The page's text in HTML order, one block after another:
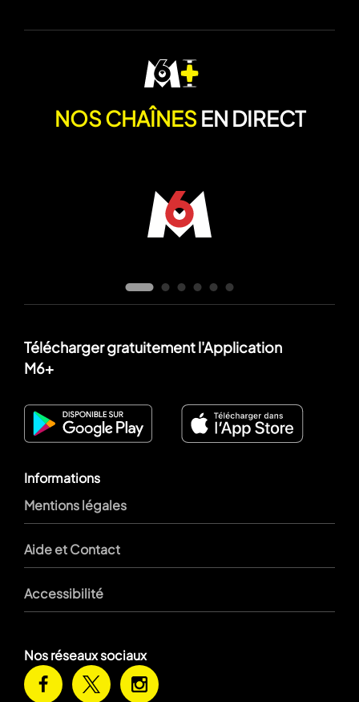
NOS CHAÎNESEN DIRECT
Télécharger gratuitement l'Application
M6+
Informations
Mentions légales
Aide et Contact
Accessibilité
Nos réseaux sociaux